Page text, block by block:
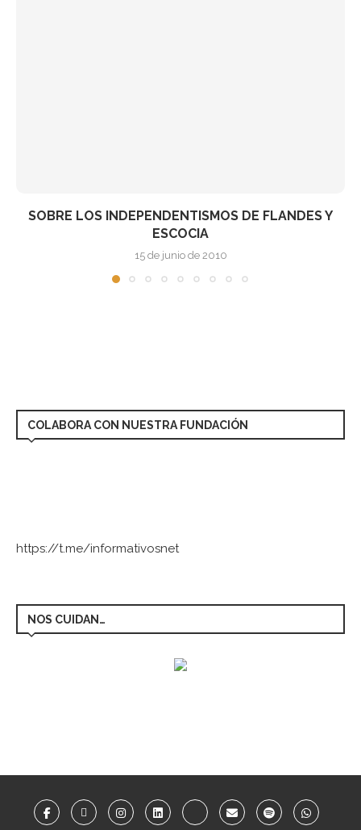
SOBRE LOS INDEPENDENTISMOS DE FLANDES Y
ESCOCIA
15 de junio de 2010
COLABORA CON NUESTRA FUNDACIÓN
https://t.me/informativosnet
NOS CUIDAN…